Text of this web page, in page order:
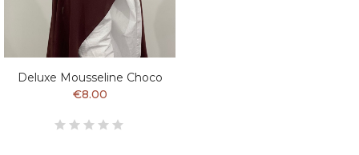
Deluxe Mousseline Choco
€8.00